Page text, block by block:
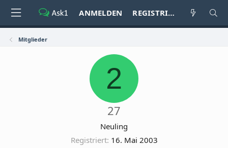
ANMELDEN REGISTRIEREN
Mitglieder
2
27
Neuling
Registriert 16. Mai 2003